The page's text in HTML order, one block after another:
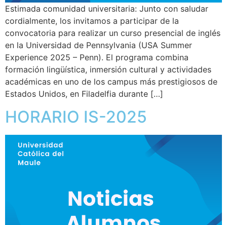
Estimada comunidad universitaria: Junto con saludar
cordialmente, los invitamos a participar de la
convocatoria para realizar un curso presencial de inglés
en la Universidad de Pennsylvania (USA Summer
Experience 2025 – Penn). El programa combina
formación lingüística, inmersión cultural y actividades
académicas en uno de los campus más prestigiosos de
Estados Unidos, en Filadelfia durante […]
HORARIO IS-2025